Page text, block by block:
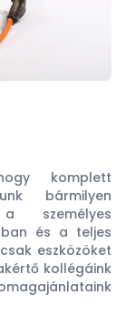
komplett
bármilyen
személyes
és a teljes
eszközöket
kollégáink